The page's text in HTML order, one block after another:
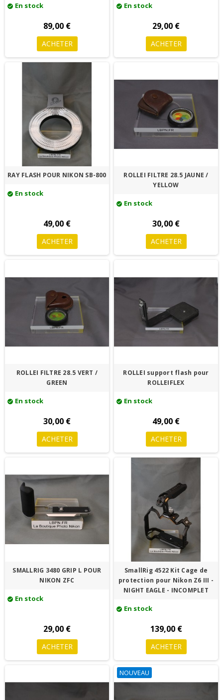
check_circle En stock
89,00 €
ACHETER
check_circle En stock
29,00 €
ACHETER
RAY FLASH POUR NIKON SB-800
check_circle En stock
49,00 €
ACHETER
ROLLEI FILTRE 28.5 JAUNE /
YELLOW
check_circle En stock
30,00 €
ACHETER
ROLLEI FILTRE 28.5 VERT /
GREEN
check_circle En stock
30,00 €
ACHETER
ROLLEI support flash pour
ROLLEIFLEX
check_circle En stock
49,00 €
ACHETER
SMALLRIG 3480 GRIP L POUR
NIKON ZFC
check_circle En stock
29,00 €
ACHETER
SmallRig 4522 Kit Cage de
protection pour Nikon Z6 III -
NIGHT EAGLE - INCOMPLET
check_circle En stock
139,00 €
ACHETER
NOUVEAU